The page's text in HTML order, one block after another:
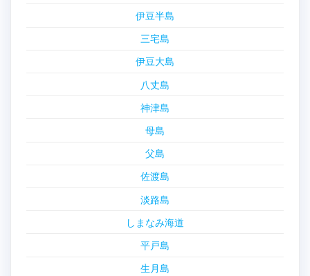
伊豆半島
三宅島
伊豆大島
八丈島
神津島
母島
父島
佐渡島
淡路島
しまなみ海道
平戸島
生月島